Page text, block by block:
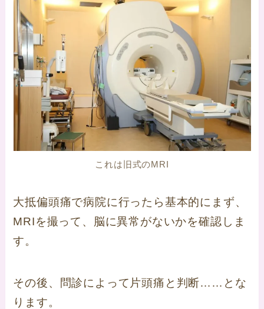
これは旧式のMRI
大抵偏頭痛で病院に行ったら基本的にまず、
MRIを撮って、脳に異常がないかを確認しま
す。
その後、問診によって片頭痛と判断……とな
ります。